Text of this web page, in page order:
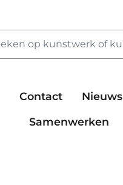
Contact Nieuws
Samenwerken